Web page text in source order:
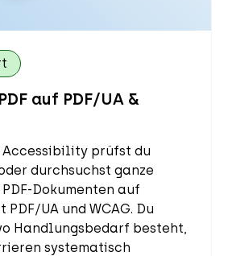
auf PDF/UA &
prüfst du
durchsuchst ganze
Dokumenten auf
UA und WCAG. Du
Handlungsbedarf besteht,
systematisch